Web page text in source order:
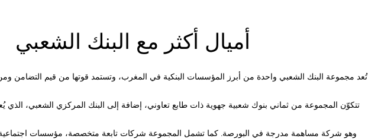
أميال أكثر مع البنك الشعبي
تُعد مجموعة البنك الشعبي واحدة من أبرز المؤسسات البنكية في المغرب، وتستمد قوتها من قيم التضامن
تتكوّن المجموعة من ثماني بنوك شعبية جهوية ذات طابع تعاوني، إضافة إلى البنك المركزي الشعبي، الذي
وهو شركة مساهمة مدرجة في البورصة. كما تشمل المجموعة شركات تابعة متخصصة، مؤسسات اجتماعية،